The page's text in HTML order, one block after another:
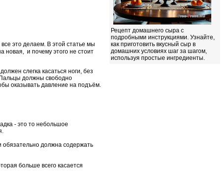
это делаем. В этой статье мы
новая, и почему этого не стоит
слегка касаться ноги, без
должны свободно
оказывать давление на подъём.
- это то небольшое
должна содержать
больше всего касается
Рецепт домашнего сыра с
подробными инструкциями. Узнайте,
как приготовить вкусный сыр в
домашних условиях шаг за шагом,
используя простые ингредиенты.